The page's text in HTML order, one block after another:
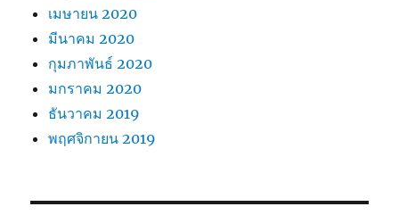
เมษายน 2020
มีนาคม 2020
กุมภาพันธ์ 2020
มกราคม 2020
ธันวาคม 2019
พฤศจิกายน 2019